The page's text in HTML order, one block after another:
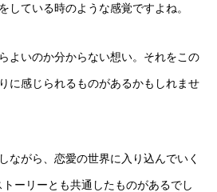
している時のような感覚ですよね。
よいのか分からない想い。それをこの
に感じられるものがあるかもしれませ
ながら、恋愛の世界に入り込んでいく
ーリーとも共通したものがあるでし